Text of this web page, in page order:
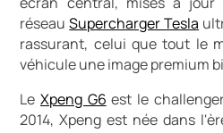
réseauSupercharger Tesla
rassurant, celui que tout le
véhicule une image premium
LeXpeng G6 est le
2014, Xpeng est née dans